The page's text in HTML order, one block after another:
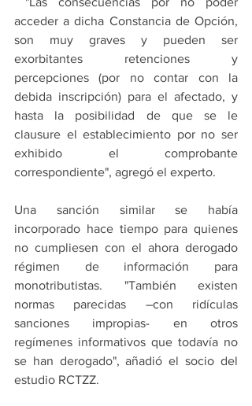
acceder a dicha Constancia de Opción,
son muy graves y pueden ser
exorbitantes retenciones y
percepciones (por no contar con la
debida inscripción) para el afectado, y
hasta la posibilidad de que se le
clausure el establecimiento por no ser
exhibido el comprobante
correspondiente", agregó el experto.
Una sanción similar se había
incorporado hace tiempo para quienes
no cumpliesen con el ahora derogado
régimen de información para
monotributistas. "También existen
normas parecidas –con ridículas
sanciones impropias- en otros
regímenes informativos que todavía no
se han derogado", añadió el socio del
estudio RCTZZ.